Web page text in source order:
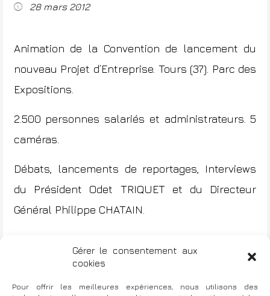
Gérer le consentement aux
cookies
Pour offrir les meilleures expériences, nous utilisons des
28 mars 2012
Animation de la Convention de lancement du
nouveau Projet d’Entreprise. Tours (37). Parc des
Expositions.
2.500 personnes salariés et administrateurs. 5
caméras.
Débats, lancements de reportages, Interviews
du Président Odet TRIQUET et du Directeur
Général Philippe CHATAIN.
N
CREDIT AGRICOLE ILE-DE-FRANCE